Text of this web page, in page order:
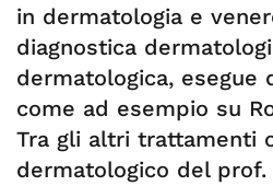
in dermatologia e
diagnostica
dermatologica, esegue
come ad esempio su
Tra gli altri trattamenti
dermatologico del